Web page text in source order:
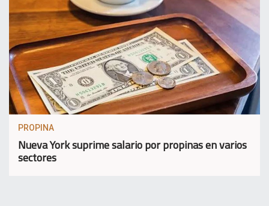
PROPINA
Nueva York suprime salario por propinas en varios
sectores